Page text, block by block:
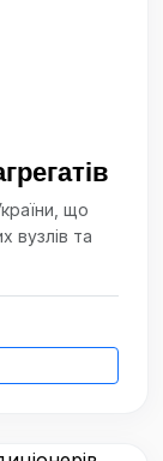
що
вузлів та